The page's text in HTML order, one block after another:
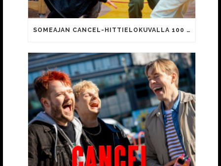
SOMEAJAN CANCEL-HITTIELOKUVALLA 100 000 KATSOJAA!